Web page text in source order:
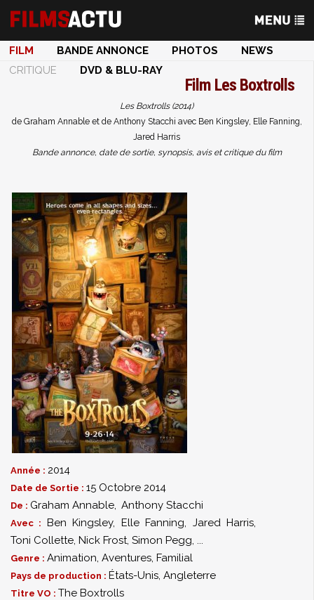
FILM BANDE ANNONCE PHOTOS
NEWS
CRITIQUE
DVD & BLU-RAY
Film Les Boxtrolls
Les Boxtrolls (2014)
de Graham Annable et de Anthony Stacchi avec Ben Kingsley, Elle Fanning,
Jared Harris
Bande annonce, date de sortie, synopsis, avis et critique du film
Année : 2014
Date de Sortie : 15 Octobre 2014
De : Graham Annable, Anthony Stacchi
Avec : Ben Kingsley, Elle Fanning, Jared Harris,
Toni Collette, Nick Frost, Simon Pegg, ...
Genre : Animation, Aventures, Familial
Pays de production : États-Unis, Angleterre
Titre VO : The Boxtrolls